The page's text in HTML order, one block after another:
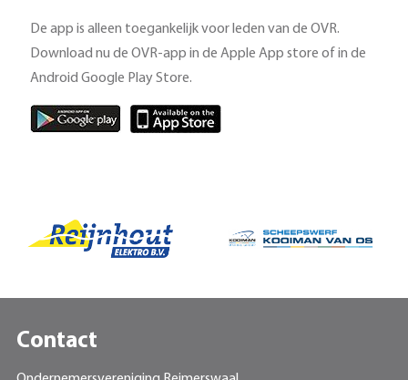
De app is alleen toegankelijk voor leden van de OVR.
Download nu de OVR-app in de Apple App store of in de
Android Google Play Store.
Contact